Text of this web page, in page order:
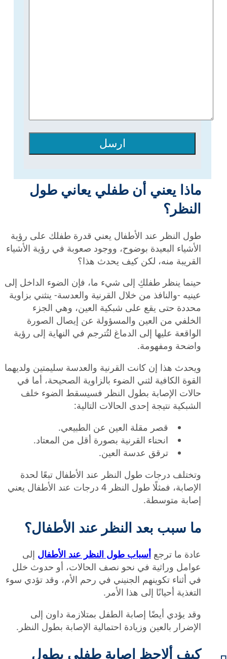
ارسل
ماذا يعني أن طفلي يعاني طول
النظر؟
طول النظر عند الأطفال يعني قدرة طفلك على رؤية
الأشياء البعيدة بوضوح، ووجود صعوبة في رؤية الأشياء
القريبة منه، لكن كيف يحدث هذا؟
حينما ينظر طفلكِ إلى شيء ما، فإن الضوء الداخل إلى
عينيه -والنافذ من خلال القرنية والعدسة- ينثني بزاوية
محددة حتى يقع على شبكية العين، وهي الجزء
الخلفي من العين والمسؤولة عن إيصال الصورة
الواقعة عليها إلى الدماغ لتُترجم في النهاية إلى رؤية
واضحة ومفهومة.
ويحدث هذا إن كانت القرنية والعدسة سليمتين ولديهما
القوة الكافية لثني الضوء بالزاوية الصحيحة، أما في
حالات الإصابة بطول النظر فسيسقط الضوء خلف
الشبكية نتيجة إحدى الحالات التالية:
قصر مقلة العين عن الطبيعي.
انحناء القرنية بصورة أقل من المعتاد.
ترقق عدسة العين.
وتختلف درجات طول النظر عند الأطفال تبعًا لحدة
الإصابة، فمثلًا طول النظر 4 درجات عند الأطفال يعني
إصابة متوسطة.
ما سبب بعد النظر عند الأطفال؟
عادة ما ترجعأسباب طول النظر عند الأطفال إلى
عوامل وراثية في نحو نصف الحالات، أو حدوث خلل
في أثناء تكوينهم الجنيني في رحم الأم، وقد تؤدي سوء
التغذية أحيانًا إلى هذا الأمر.
وقد يؤدي أيضًا إصابة الطفل بمتلازمة داون إلى
الإضرار بالعين وزيادة احتمالية الإصابة بطول النظر.
كيف ألاحظ إصابة طفلي بطول